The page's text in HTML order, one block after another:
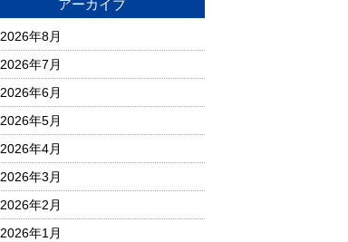
アーカイブ
2026年8月
2026年7月
2026年6月
2026年5月
2026年4月
2026年3月
2026年2月
2026年1月